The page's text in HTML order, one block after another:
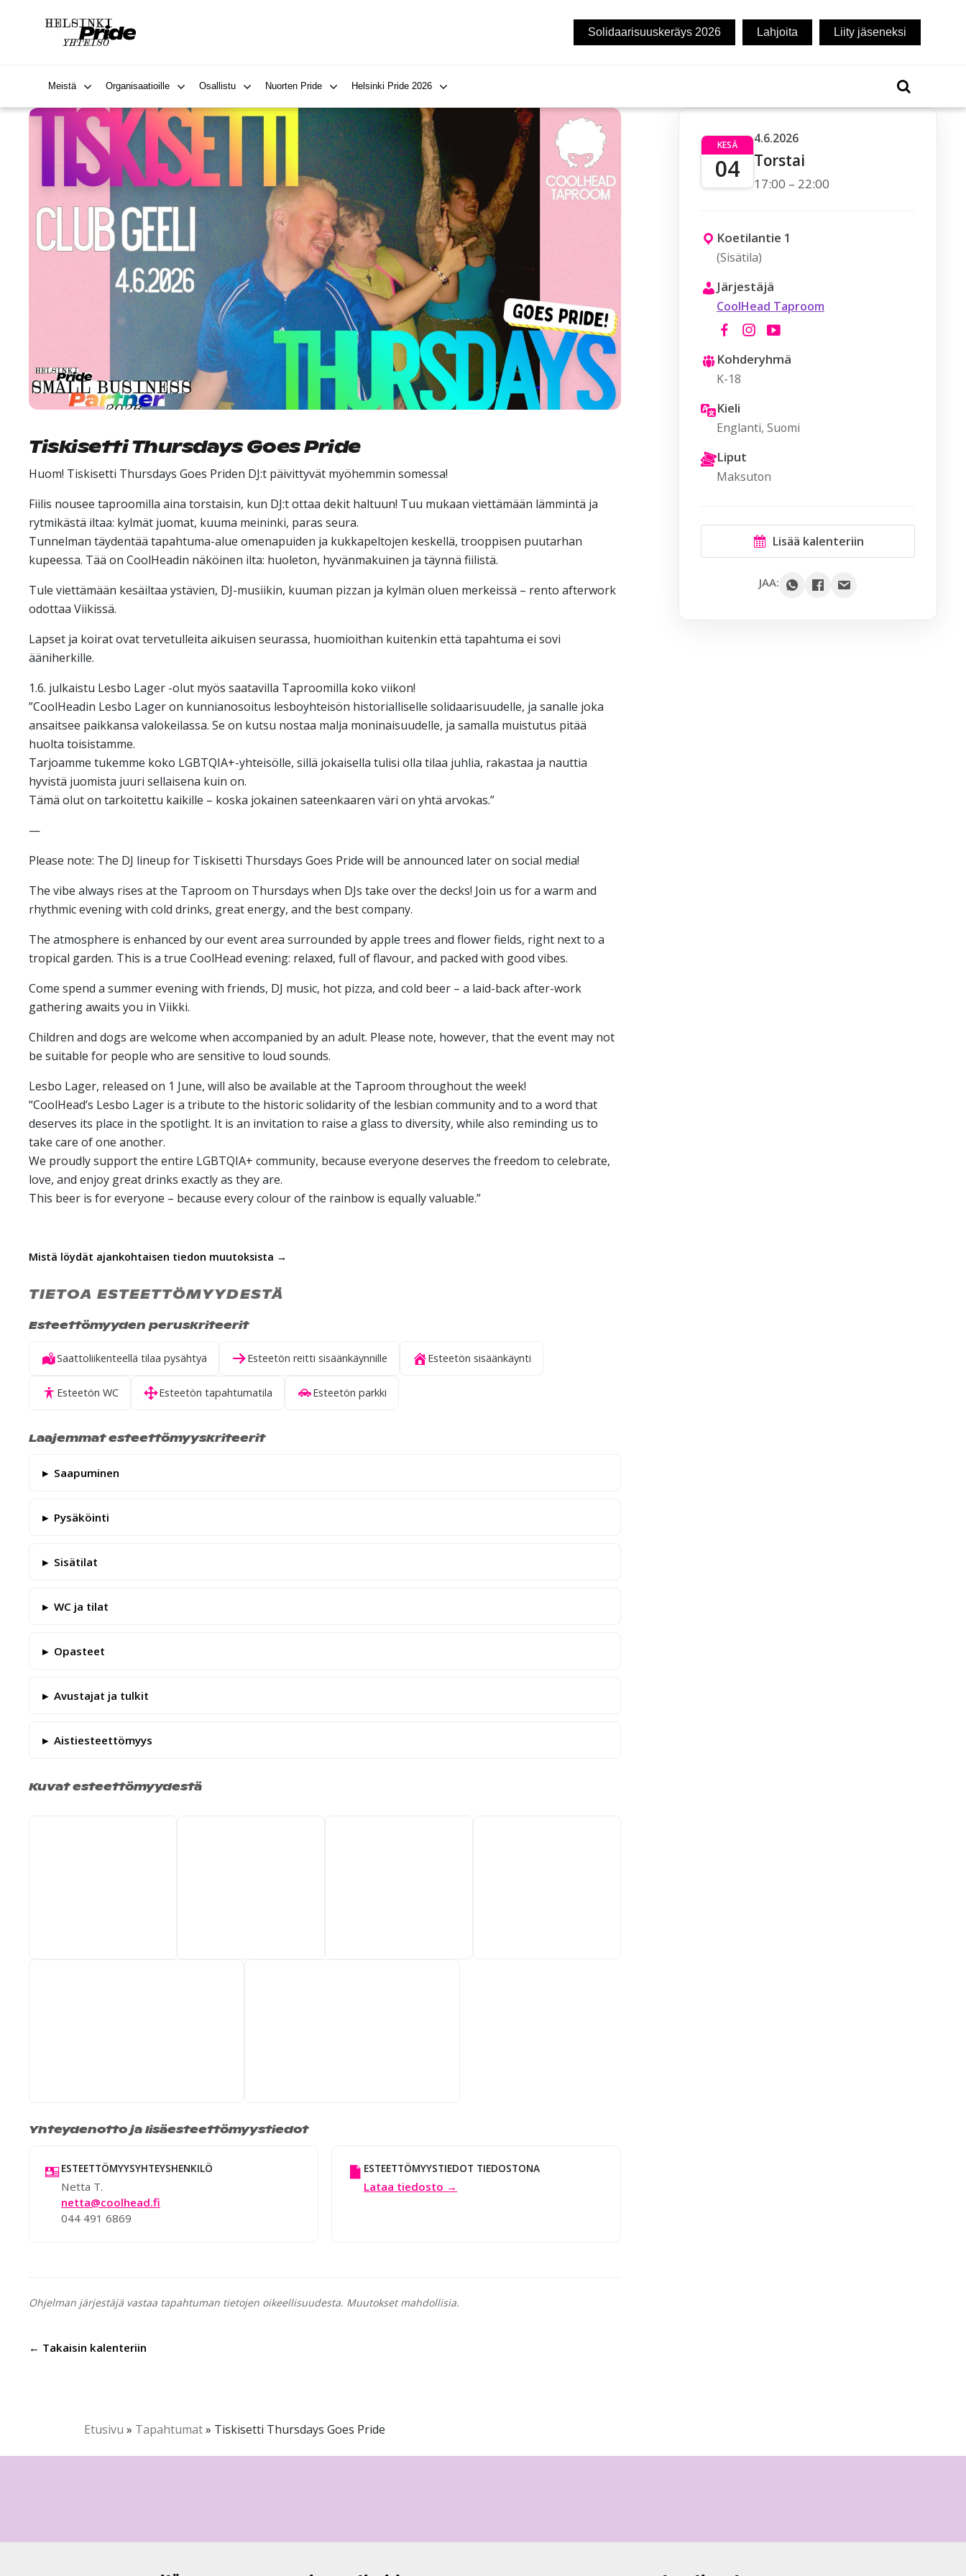
Solidaarisuuskeräys 2026 Lahjoita Liity jäseneksi
Meistä Organisaatioille Osallistu Nuorten Pride Helsinki Pride 2026
Tiskisetti Thursdays Goes Pride
Huom! Tiskisetti Thursdays Goes Priden DJ:t päivittyvät myöhemmin somessa!
Fiilis nousee taproomilla aina torstaisin, kun DJ:t ottaa dekit haltuun! Tuu mukaan viettämään lämmintä ja
rytmikästä iltaa: kylmät juomat, kuuma meininki, paras seura.
Tunnelman täydentää tapahtuma-alue omenapuiden ja kukkapeltojen keskellä, trooppisen puutarhan
kupeessa. Tää on CoolHeadin näköinen ilta: huoleton, hyvänmakuinen ja täynnä fiilistä.
Tule viettämään kesäiltaa ystävien, DJ-musiikin, kuuman pizzan ja kylmän oluen merkeissä – rento afterwork
odottaa Viikissä.
Lapset ja koirat ovat tervetulleita aikuisen seurassa, huomioithan kuitenkin että tapahtuma ei sovi
ääniherkille.
1.6. julkaistu Lesbo Lager -olut myös saatavilla Taproomilla koko viikon!
”CoolHeadin Lesbo Lager on kunnianosoitus lesboyhteisön historialliselle solidaarisuudelle, ja sanalle joka
ansaitsee paikkansa valokeilassa. Se on kutsu nostaa malja moninaisuudelle, ja samalla muistutus pitää
huolta toisistamme.
Tarjoamme tukemme koko LGBTQIA+-yhteisölle, sillä jokaisella tulisi olla tilaa juhlia, rakastaa ja nauttia
hyvistä juomista juuri sellaisena kuin on.
Tämä olut on tarkoitettu kaikille – koska jokainen sateenkaaren väri on yhtä arvokas.”
—
Please note: The DJ lineup for Tiskisetti Thursdays Goes Pride will be announced later on social media!
The vibe always rises at the Taproom on Thursdays when DJs take over the decks! Join us for a warm and
rhythmic evening with cold drinks, great energy, and the best company.
The atmosphere is enhanced by our event area surrounded by apple trees and flower fields, right next to a
tropical garden. This is a true CoolHead evening: relaxed, full of flavour, and packed with good vibes.
Come spend a summer evening with friends, DJ music, hot pizza, and cold beer – a laid-back after-work
gathering awaits you in Viikki.
Children and dogs are welcome when accompanied by an adult. Please note, however, that the event may not
be suitable for people who are sensitive to loud sounds.
Lesbo Lager, released on 1 June, will also be available at the Taproom throughout the week!
“CoolHead’s Lesbo Lager is a tribute to the historic solidarity of the lesbian community and to a word that
deserves its place in the spotlight. It is an invitation to raise a glass to diversity, while also reminding us to
take care of one another.
We proudly support the entire LGBTQIA+ community, because everyone deserves the freedom to celebrate,
love, and enjoy great drinks exactly as they are.
This beer is for everyone – because every colour of the rainbow is equally valuable.”
Mistä löydät ajankohtaisen tiedon muutoksista →
TIETOA ESTEETTÖMYYDESTÄ
Esteettömyyden peruskriteerit
Saattoliikenteellä tilaa pysähtyä Esteetön reitti sisäänkäynnille Esteetön sisäänkäynti
Esteetön WC Esteetön tapahtumatila Esteetön parkki
Laajemmat esteettömyyskriteerit
Saapuminen
Pysäköinti
Sisätilat
WC ja tilat
Opasteet
Avustajat ja tulkit
Aistiesteettömyys
Kuvat esteettömyydestä
Yhteydenotto ja lisäesteettömyystiedot
ESTEETTÖMYYSYHTEYSHENKILÖ
Netta T.
netta@coolhead.fi
044 491 6869
ESTEETTÖMYYSTIEDOT TIEDOSTONA
Lataa tiedosto →
Ohjelman järjestäjä vastaa tapahtuman tietojen oikeellisuudesta. Muutokset mahdollisia.
← Takaisin kalenteriin
KESÄ
04
4.6.2026
Torstai
17:00 – 22:00
Koetilantie 1
(Sisätila)
Järjestäjä
CoolHead Taproom
Kohderyhmä
K-18
Kieli
Englanti, Suomi
Liput
Maksuton
Lisää kalenteriin
JAA:
Etusivu » Tapahtumat» Tiskisetti Thursdays Goes Pride